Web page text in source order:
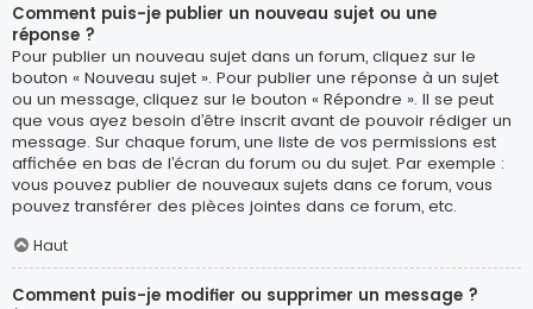
Comment puis-je publier un nouveau sujet ou une
réponse ?
Pour publier un nouveau sujet dans un forum, cliquez sur le
bouton « Nouveau sujet ». Pour publier une réponse à un sujet
ou un message, cliquez sur le bouton « Répondre ». Il se peut
que vous ayez besoin d’être inscrit avant de pouvoir rédiger un
message. Sur chaque forum, une liste de vos permissions est
affichée en bas de l’écran du forum ou du sujet. Par exemple :
vous pouvez publier de nouveaux sujets dans ce forum, vous
pouvez transférer des pièces jointes dans ce forum, etc.
Haut
Comment puis-je modifier ou supprimer un message ?